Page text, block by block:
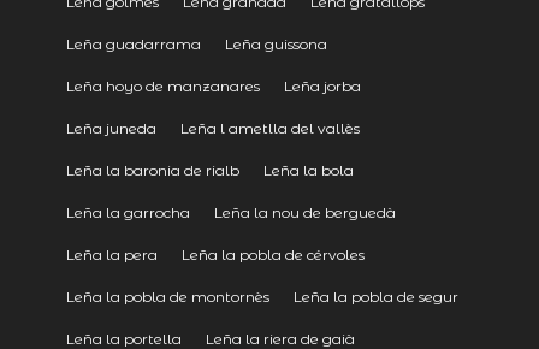
Leña guadarrama Leña guissona
Leña hoyo de manzanares Leña jorba
Leña juneda Leña l ametlla del vallès
Leña la baronia de rialb Leña la bola
Leña la garrocha Leña la nou de berguedà
Leña la pera Leña la pobla de cérvoles
Leña la pobla de montornès Leña la pobla de segur
Leña la portella Leña la riera de gaià